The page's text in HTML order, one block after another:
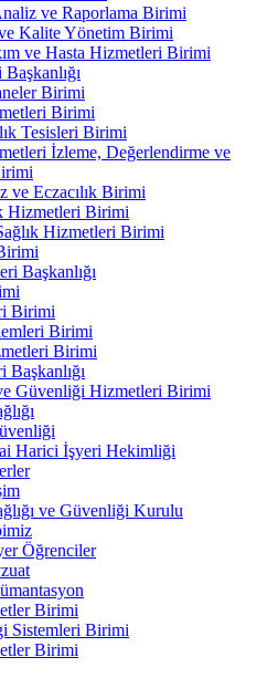
ve Raporlama Birimi
Kalite Yönetim Birimi
ve Hasta Hizmetleri Birimi
Birimi
Birimi
Tesisleri Birimi
İzleme, Değerlendirme ve
ve Eczacılık Birimi
Hizmetleri Birimi
Hizmetleri Birimi
Başkanlığı
Birimi
Birimi
Birimi
Güvenliği Hizmetleri Birimi
Harici İşyeri Hekimliği
ve Güvenliği Kurulu
Öğrenciler
Birimi
Sistemleri Birimi
Birimi